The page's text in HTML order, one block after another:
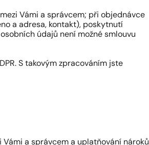
Vámi a správcem; při objednávce
a adresa, kontakt), poskytnutí
údajů není možné smlouvu
S takovým zpracováním jste
a správcem a uplatňování nároků